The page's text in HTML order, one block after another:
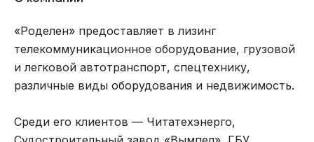
«Роделен» предоставляет в лизинг
телекоммуникационное оборудование, грузовой
и легковой автотранспорт, спецтехнику,
различные виды оборудования и недвижимость.
Среди его клиентов — Читатехэнерго,